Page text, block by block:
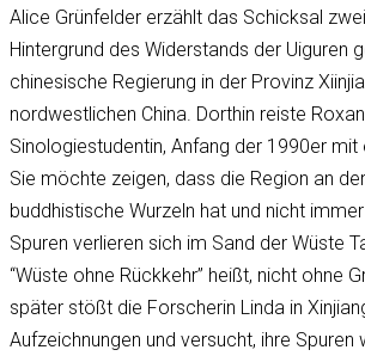
Alice Grünfelder erzählt das Schicksal
Hintergrund des Widerstands der Uiguren
chinesische Regierung in der Provinz
nordwestlichen China. Dorthin reiste
Sinologiestudentin, Anfang der 1990er mit
Sie möchte zeigen, dass die Region an
buddhistische Wurzeln hat und nicht
Spuren verlieren sich im Sand der Wüste
“Wüste ohne Rückkehr” heißt, nicht ohne
später stößt die Forscherin Linda in
Aufzeichnungen und versucht, ihre Spuren